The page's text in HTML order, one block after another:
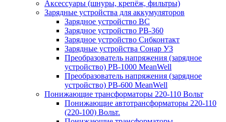
Аксессуары (шнуры, крепёж, фильтры)
Зарядные устройства для аккумуляторов
Зарядное устройство BC
Зарядное устройство PB-360
Зарядное устройство Сибконтакт
Зарядные устройства Сонар УЗ
Преобразователь напряжения (зарядное
устройство) PB-1000 MeanWell
Преобразователь напряжения (зарядное
устройство) PB-600 MeanWell
Понижающие трансформаторы 220-110 Вольт
Понижающие автотрансформаторы 220-110
(220-100) Вольт.